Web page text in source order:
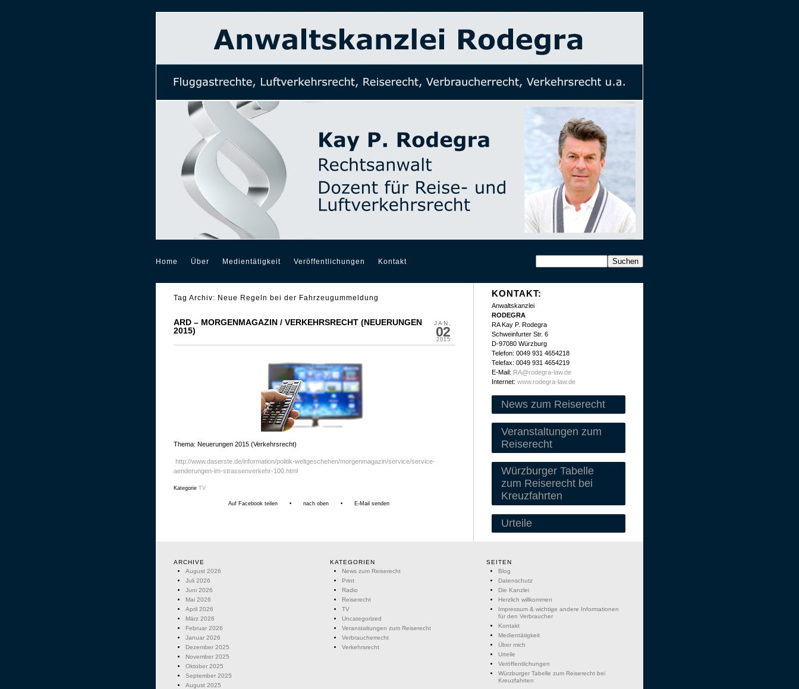
Home Über Medientätigkeit Veröffentlichungen Kontakt
Tag Archiv: Neue Regeln bei der Fahrzeugummeldung
JAN.
02
2015
ARD – MORGENMAGAZIN / VERKEHRSRECHT (NEUERUNGEN
2015)
Thema: Neuerungen 2015 (Verkehrsrecht)
http://www.daserste.de/information/politik-weltgeschehen/morgenmagazin/service/service-
aenderungen-im-strassenverkehr-100.html
Kategorie TV
Auf Facebook teilen • nach oben • E-Mail senden
KONTAKT:
Anwaltskanzlei
RODEGRA
RA Kay P. Rodegra
Schweinfurter Str. 6
D-97080 Würzburg
Telefon: 0049 931 4654218
Telefax: 0049 931 4654219
E-Mail: RA@rodegra-law.de
Internet: www.rodegra-law.de
News zum Reiserecht
Veranstaltungen zum
Reiserecht
Würzburger Tabelle
zum Reiserecht bei
Kreuzfahrten
Urteile
ARCHIVE
August 2026
Juli 2026
Juni 2026
Mai 2026
April 2026
März 2026
Februar 2026
Januar 2026
Dezember 2025
November 2025
Oktober 2025
September 2025
August 2025
KATEGORIEN
News zum Reiserecht
Print
Radio
Reiserecht
TV
Uncategorized
Veranstaltungen zum Reiserecht
Verbraucherrecht
Verkehrsrecht
SEITEN
Blog
Datenschutz
Die Kanzlei
Herzlich willkommen
Impressum & wichtige andere Informationen
für den Verbraucher
Kontakt
Medientätigkeit
Über mich
Urteile
Veröffentlichungen
Würzburger Tabelle zum Reiserecht bei
Kreuzfahrten